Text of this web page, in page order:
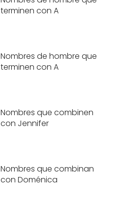
terminen con A
Nombres de hombre que
terminen con A
Nombres que combinen
con Jennifer
Nombres que combinan
con Doménica